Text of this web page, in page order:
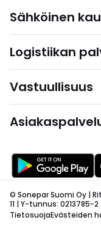
Sähköinen
Logistiikan
Vastuullisuus
© Sonepar Suomi Oy |
11 | Y-tunnus: 0213785-2
TietosuojaEvästeiden